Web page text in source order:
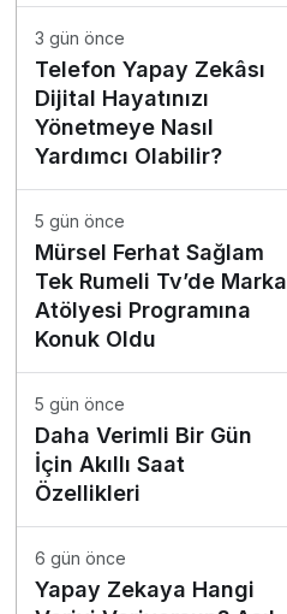
3 gün önce
Telefon Yapay Zekâsı
Dijital Hayatınızı
Yönetmeye Nasıl
Yardımcı Olabilir?
5 gün önce
Mürsel Ferhat Sağlam
Tek Rumeli Tv’de Marka
Atölyesi Programına
Konuk Oldu
5 gün önce
Daha Verimli Bir Gün
İçin Akıllı Saat
Özellikleri
6 gün önce
Yapay Zekaya Hangi